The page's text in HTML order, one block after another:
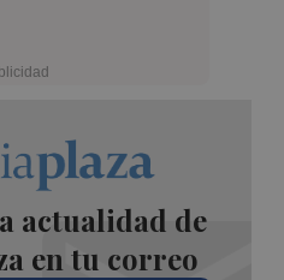
actualidad de
en tu correo